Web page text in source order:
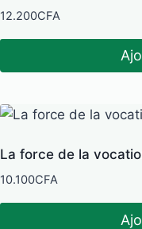
12.200CFA
La force de la
10.100CFA